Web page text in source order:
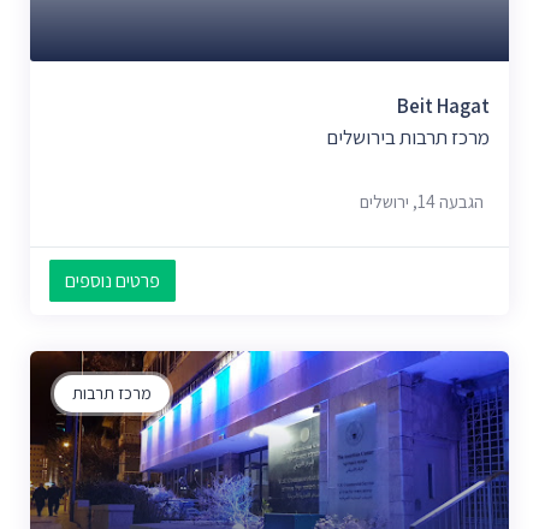
Beit Hagat
מרכז תרבות בירושלים
הגבעה 14, ירושלים
פרטים נוספים
מרכז תרבות